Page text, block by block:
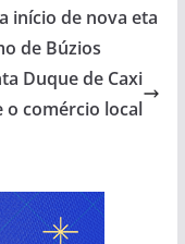
início de nova eta
de Búzios
Duque de Caxi
o comércio local